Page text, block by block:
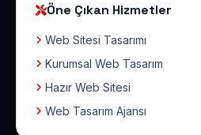
Öne Çıkan Hizmetler
Web Sitesi Tasarımı
Kurumsal Web Tasarım
Hazır Web Sitesi
Web Tasarım Ajansı